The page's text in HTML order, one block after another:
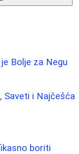
Bolje za Negu
Saveti i Najčešća
boriti